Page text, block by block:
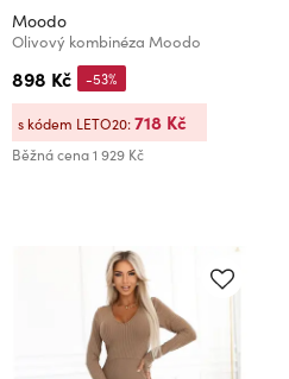
Moodo
Olivový kombinéza Moodo
898 Kč
Běžná cena1 929 Kč
-53%
s kódem LETO20:718 Kč